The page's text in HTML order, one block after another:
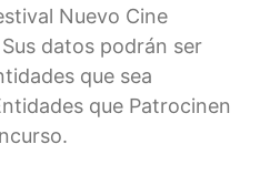
Nuevo Cine
datos podrán ser
que sea
que Patrocinen